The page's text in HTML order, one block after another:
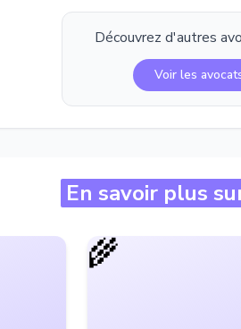
Découvrez d'autres
Voir les
En savoir plus
🌾